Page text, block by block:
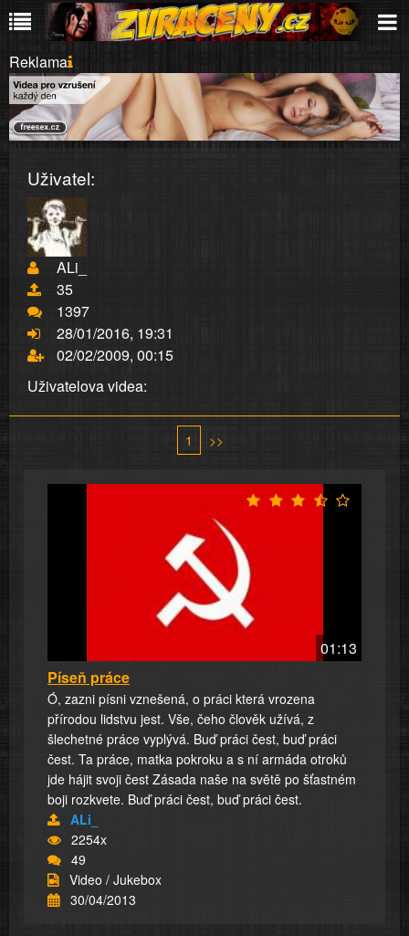
Reklama
Uživatel:
ALi_
35
1397
28/01/2016, 19:31
02/02/2009, 00:15
Uživatelova videa:
1 >>
01:13
Píseň práce
Ó, zazni písni vznešená, o práci která vrozena
přírodou lidstvu jest. Vše, čeho člověk užívá, z
šlechetné práce vyplývá. Buď práci čest, buď práci
čest. Ta práce, matka pokroku a s ní armáda otroků
jde hájit svoji čest Zásada naše na světě po šťastném
boji rozkvete. Buď práci čest, buď práci čest.
ALi_
2254x
49
Video / Jukebox
30/04/2013